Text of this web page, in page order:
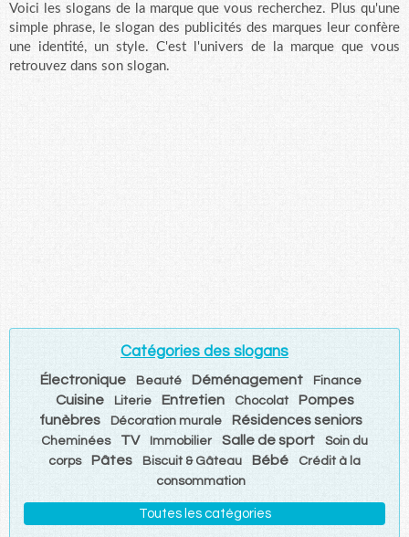
Voici les slogans de la marque que vous recherchez. Plus qu'une
simple phrase, le slogan des publicités des marques leur confère
une identité, un style. C'est l'univers de la marque que vous
retrouvez dans son slogan.
Catégories des slogans
Électronique Beauté Déménagement Finance
Cuisine Literie Entretien Chocolat
Pompes
funèbres
Décoration murale Résidences seniors
Cheminées TV Immobilier Salle de sport
Soin du
corps
Pâtes Biscuit & Gâteau Bébé
Crédit à la
consommation
Toutes les catégories